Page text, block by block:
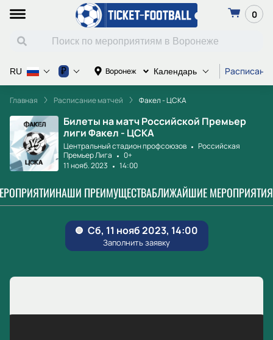
0
Воронеж Календарь
RU ₽
Главная Расписание матчей Факел - ЦСКА
Билеты на матч Российской Премьер
лиги Факел - ЦСКА
Центральный стадион профсоюзов
Российская
Премьер Лига
0+
11 нояб. 2023
14:00
НАШИ ПРЕИМУЩЕСТВАБЛИЖАЙШИЕ МЕРОПРИЯТИЯ